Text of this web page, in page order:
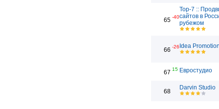
65 -40
Top-7 ::
сайтов в
рубежом
66 -26 Idea
67 15 Евростудио
68
Darvin Studio